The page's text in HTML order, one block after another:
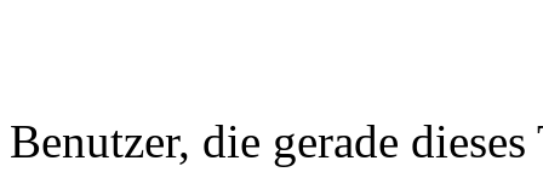
Benutzer, die gerade